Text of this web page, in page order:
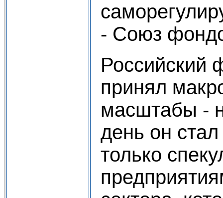
- Союз
Российский
принял
масштабы -
день он
только